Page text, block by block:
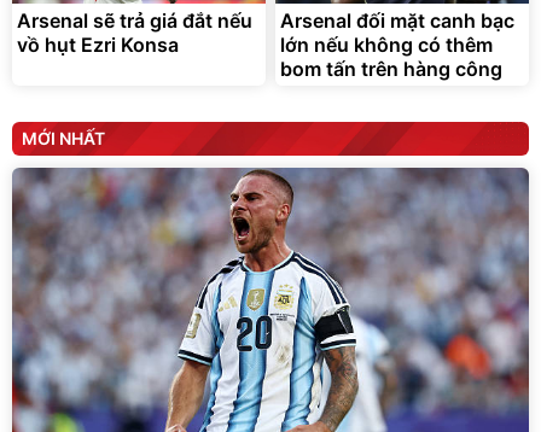
Arsenal sẽ trả giá đắt nếu
vồ hụt Ezri Konsa
Arsenal đối mặt canh bạc
lớn nếu không có thêm
bom tấn trên hàng công
MỚI NHẤT